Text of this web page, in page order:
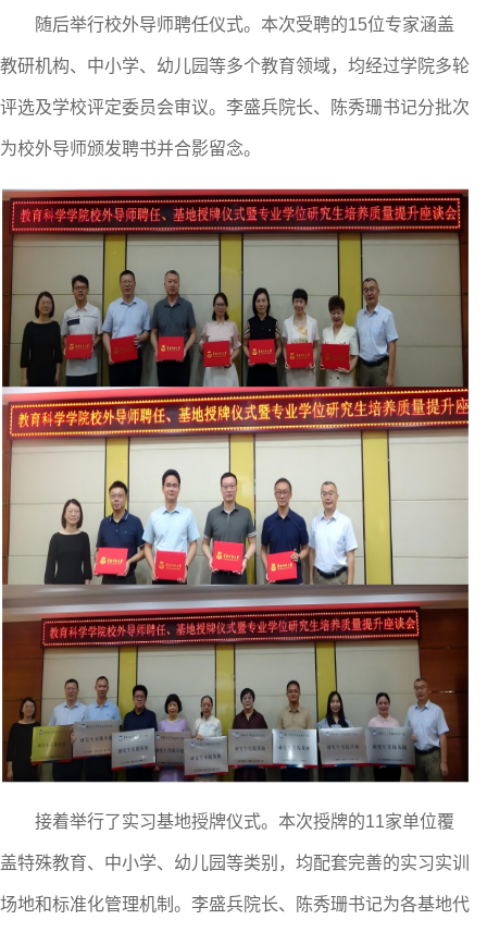
随后举行校外导师聘任仪式。本次受聘的15位专家涵盖
教研机构、中小学、幼儿园等多个教育领域，均经过学院多轮
评选及学校评定委员会审议。李盛兵院长、陈秀珊书记分批次
为校外导师颁发聘书并合影留念。
接着举行了实习基地授牌仪式。本次授牌的11家单位覆
盖特殊教育、中小学、幼儿园等类别，均配套完善的实习实训
场地和标准化管理机制。李盛兵院长、陈秀珊书记为各基地代